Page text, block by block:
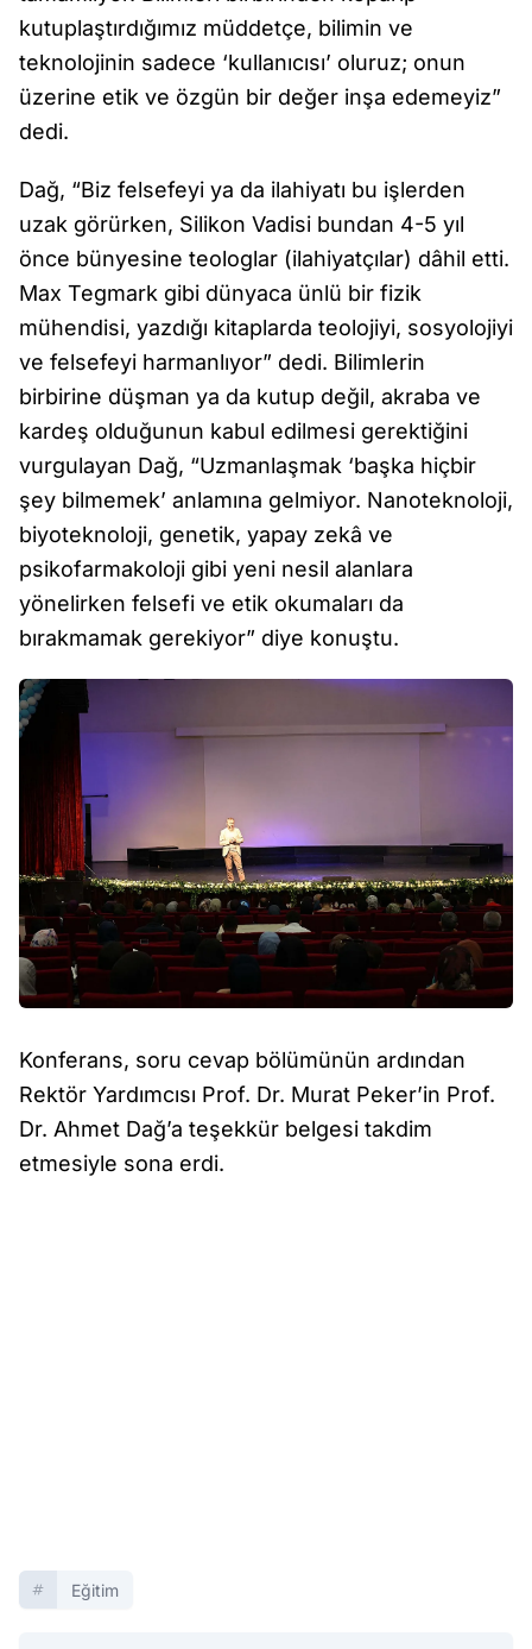
kutuplaştırdığımız müddetçe, bilimin ve
teknolojinin sadece ‘kullanıcısı’ oluruz; onun
üzerine etik ve özgün bir değer inşa edemeyiz”
dedi.
Dağ, “Biz felsefeyi ya da ilahiyatı bu işlerden
uzak görürken, Silikon Vadisi bundan 4-5 yıl
önce bünyesine teologlar (ilahiyatçılar) dâhil etti.
Max Tegmark gibi dünyaca ünlü bir fizik
mühendisi, yazdığı kitaplarda teolojiyi, sosyolojiyi
ve felsefeyi harmanlıyor” dedi. Bilimlerin
birbirine düşman ya da kutup değil, akraba ve
kardeş olduğunun kabul edilmesi gerektiğini
vurgulayan Dağ, “Uzmanlaşmak ‘başka hiçbir
şey bilmemek’ anlamına gelmiyor. Nanoteknoloji,
biyoteknoloji, genetik, yapay zekâ ve
psikofarmakoloji gibi yeni nesil alanlara
yönelirken felsefi ve etik okumaları da
bırakmamak gerekiyor” diye konuştu.
Konferans, soru cevap bölümünün ardından
Rektör Yardımcısı Prof. Dr. Murat Peker’in Prof.
Dr. Ahmet Dağ’a teşekkür belgesi takdim
etmesiyle sona erdi.
Eğitim